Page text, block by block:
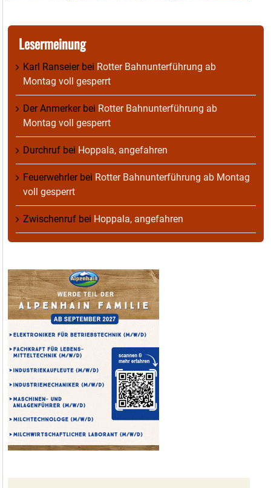
Lesermeinung
Karl Ranseierbei Rotter Bahnunterführung ab
Montag voll gesperrt
Der Anmerkerbei Rotter Bahnunterführung ab
Montag voll gesperrt
Durchruf bei Hoppala, angefahren
Feuerwehrlerbei Rotter Bahnunterführung ab Montag
voll gesperrt
Zwischenruf bei Hoppala, angefahren